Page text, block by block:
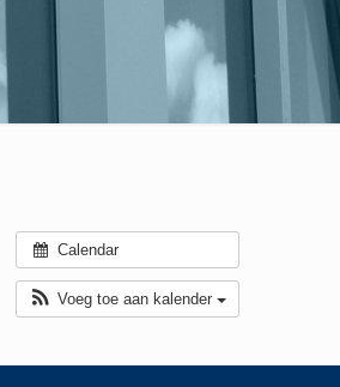
Calendar
Voeg toe aan kalender